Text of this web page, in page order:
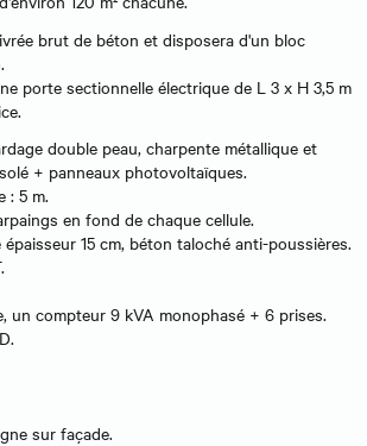
brut de béton et disposera d'un bloc
porte sectionnelle électrique de L 3 x H 3,5 m
double peau, charpente métallique et
+ panneaux photovoltaïques.
: 5 m.
en fond de chaque cellule.
15 cm, béton taloché anti-poussières.
un compteur 9 kVA monophasé + 6 prises.
sur façade.